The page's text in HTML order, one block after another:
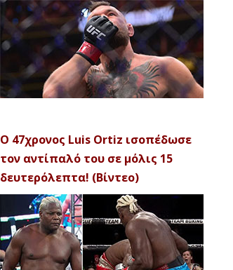
Ο 47χρονος Luis Ortiz ισοπέδωσε
τον αντίπαλό του σε μόλις 15
δευτερόλεπτα! (Βίντεο)